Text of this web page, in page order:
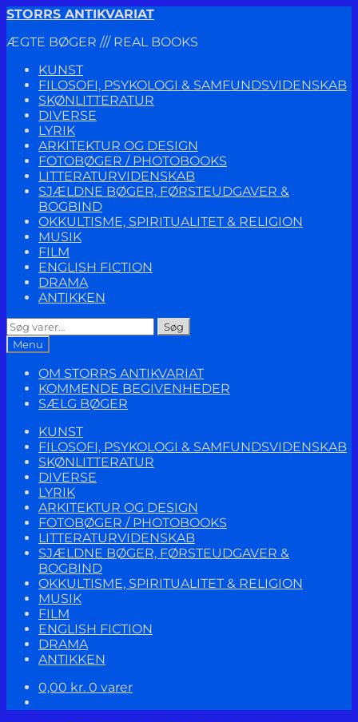
Spring
navigation
Spring
indhold
STORRS ANTIKVARIAT
ÆGTE BØGER /// REAL BOOKS
KUNST
FILOSOFI, PSYKOLOGI & SAMFUNDSVIDENSKAB
SKØNLITTERATUR
DIVERSE
LYRIK
ARKITEKTUR OG DESIGN
FOTOBØGER / PHOTOBOOKS
LITTERATURVIDENSKAB
SJÆLDNE BØGER, FØRSTEUDGAVER &
BOGBIND
OKKULTISME, SPIRITUALITET & RELIGION
MUSIK
FILM
ENGLISH FICTION
DRAMA
ANTIKKEN
Søg
efter:
Søg
Menu
OM STORRS ANTIKVARIAT
KOMMENDE BEGIVENHEDER
SÆLG BØGER
KUNST
FILOSOFI, PSYKOLOGI & SAMFUNDSVIDENSKAB
SKØNLITTERATUR
DIVERSE
LYRIK
ARKITEKTUR OG DESIGN
FOTOBØGER / PHOTOBOOKS
LITTERATURVIDENSKAB
SJÆLDNE BØGER, FØRSTEUDGAVER &
BOGBIND
OKKULTISME, SPIRITUALITET & RELIGION
MUSIK
FILM
ENGLISH FICTION
DRAMA
ANTIKKEN
0,00 kr. 0 varer